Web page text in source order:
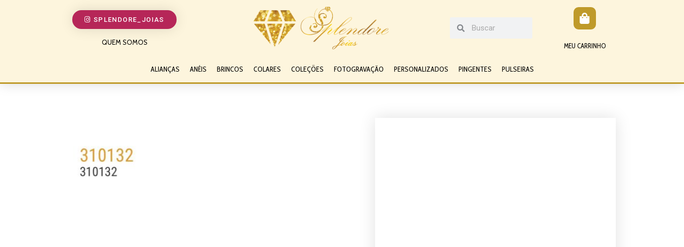
SPLENDORE_JOIAS
QUEM SOMOS MEU CARRINHO
ALIANÇAS ANÉIS BRINCOS COLARES COLEÇÕES FOTOGRAVAÇÃO PERSONALIZADOS PINGENTES PULSEIRAS